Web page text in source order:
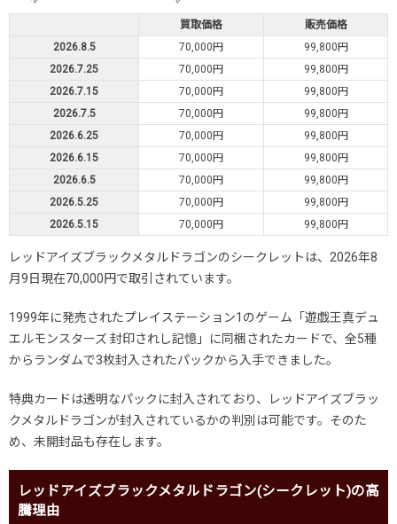
買取価格
販売価格
2026.8.5
70,000円
99,800円
2026.7.25
70,000円
99,800円
2026.7.15
70,000円
99,800円
2026.7.5
70,000円
99,800円
2026.6.25
70,000円
99,800円
2026.6.15
70,000円
99,800円
2026.6.5
70,000円
99,800円
2026.5.25
70,000円
99,800円
2026.5.15
70,000円 99,800円
レッドアイズブラックメタルドラゴンのシークレットは、2026年8
月9日現在70,000円で取引されています。
1999年に発売されたプレイステーション1のゲーム「遊戯王真デュ
エルモンスターズ 封印されし記憶」に同梱されたカードで、全5種
からランダムで3枚封入されたパックから入手できました。
特典カードは透明なパックに封入されており、レッドアイズブラッ
クメタルドラゴンが封入されているかの判別は可能です。そのた
め、未開封品も存在します。
レッドアイズブラックメタルドラゴン(シークレット)の高
騰理由